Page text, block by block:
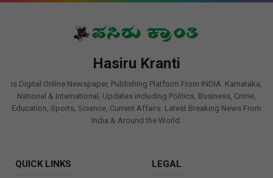
Hasiru Kranti
is Digital Online Newspaper, Publishing Platform From INDIA. Karnataka,
National & International, Updates including Politics, Business, Crime,
Education, Sports, Science, Current Affairs. Latest Breaking News From
India & Around the World.
QUICK LINKS LEGAL